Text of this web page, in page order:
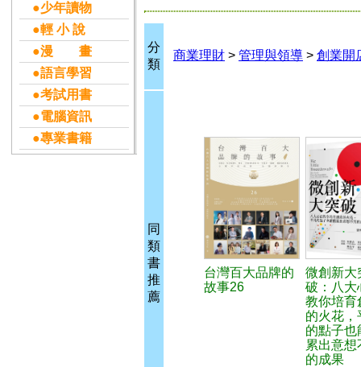
●少年讀物
●輕 小 說
●漫 畫
●語言學習
●考試用書
●電腦資訊
●專業書籍
分
類
商業理財 > 管理與領導 > 創業開
同
類
書
推
薦
台灣百大品牌的
故事26
微創新大
破：八大
教你培育
的火花，
的點子也
累出意想
的成果